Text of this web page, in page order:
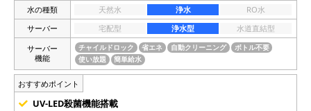
水の種類 天然水 浄水
RO水
サーバー
宅配型 浄水型
水道直結型
サーバー
機能
チャイルドロック 省エネ 自動クリーニング
ボトル不要
使い放題
簡単給水
おすすめポイント
UV-LED殺菌機能搭載